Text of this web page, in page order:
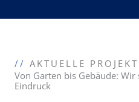
// AKTUELLE
Von Garten bis Gebäude:
Eindruck